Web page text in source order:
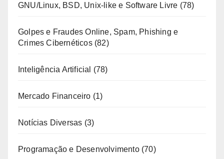
GNU/Linux, BSD, Unix-like e Software Livre (78)
Golpes e Fraudes Online, Spam, Phishing e
Crimes Cibernéticos(82)
Inteligência Artificial (78)
Mercado Financeiro (1)
Notícias Diversas (3)
Programação e Desenvolvimento(70)